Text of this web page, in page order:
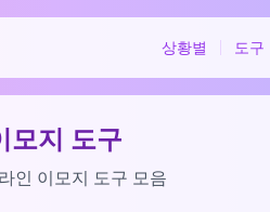
상황별 도구
모지 도구
인 이모지 도구 모음